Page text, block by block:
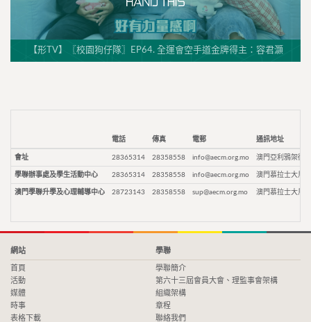
【形TV】〖校園狗仔隊〗EP64. 全運會空手道金牌得主：容君灝
電話 傳真 電郵 通訊地址
會址 28365314 28358558 info@aecm.org.mo 澳門亞利鴉架街9
學聯辦事處及學生活動中心 28365314 28358558 info@aecm.org.mo 澳門慕拉士大馬
澳門學聯升學及心理輔導中心 28723143 28358558 sup@aecm.org.mo 澳門慕拉士大馬
網站
首頁
活動
媒體
時事
表格下載
學聯
學聯簡介
第六十三屆會員大會、理監事會架構
組織架構
章程
聯絡我們